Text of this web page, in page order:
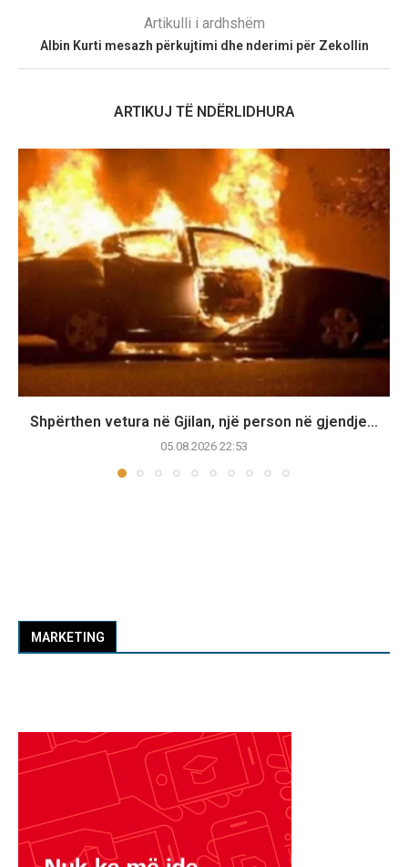
Artikulli i ardhshëm
Albin Kurti mesazh përkujtimi dhe nderimi për Zekollin
ARTIKUJ TË NDËRLIDHURA
Shpërthen vetura në Gjilan, një person në gjendje...
05.08.2026 22:53
MARKETING